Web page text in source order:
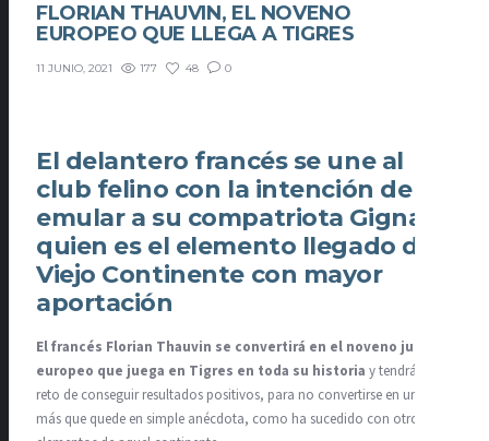
FLORIAN THAUVIN, EL NOVENO
EUROPEO QUE LLEGA A TIGRES
11 JUNIO, 2021 177 48 0
El delantero francés se une al
club felino con la intención de
emular a su compatriota Gignac,
quien es el elemento llegado del
Viejo Continente con mayor
aportación
El francés Florian Thauvin se convertirá en el noveno jugador
europeo que juega en Tigres en toda su historia y tendrá el
reto de conseguir resultados positivos, para no convertirse en uno
más que quede en simple anécdota, como ha sucedido con otros